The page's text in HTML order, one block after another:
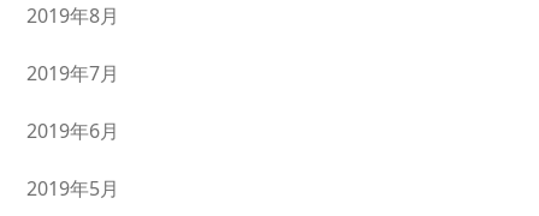
2019年8月
2019年7月
2019年6月
2019年5月